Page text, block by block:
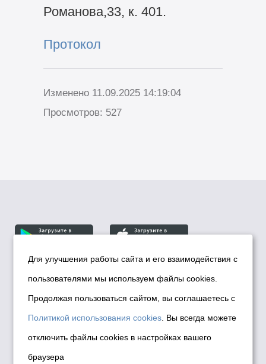
Романова,33, к. 401.
Протокол
Изменено 11.09.2025 14:19:04
Просмотров: 527
© Департамент информационной политики мэрии
города Новосибирска, 2026
Политика использования Cookies
Политика по обработке персональных
данных в информационных системах
мэрии города Новосибирска
Для улучшения работы сайта и его взаимодействия с
пользователями мы используем файлы cookies.
Продолжая пользоваться сайтом, вы соглашаетесь с
Политикой использования cookies . Вы всегда можете
отключить файлы cookies в настройках вашего
браузера